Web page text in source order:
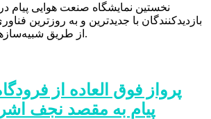
نخستین نمایشگاه صنعت هوایی پیام
بازدیدکنندگان با جدیدترین و به روزترین
از طریق شبیه‌سازها، پرواز را تجربه کنند.
پیام به مقصد نجف